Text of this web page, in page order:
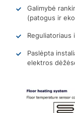
Galimybė
(patogus ir
Reguliatoriaus
Paslėpta
elektros